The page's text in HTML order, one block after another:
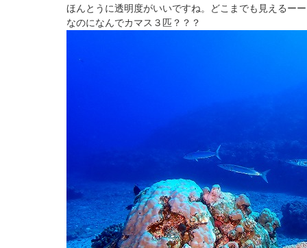
ほんとうに透明度がいいですね。どこまでも見えるー
なのになんでカマス３匹？？？